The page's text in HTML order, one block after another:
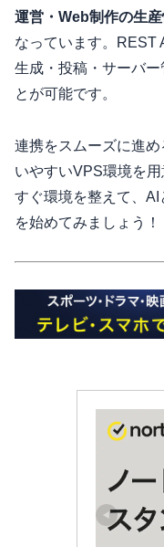
運営・Web制作の生
なっています。REST
生成・投稿・サーバ
とが可能です。
連携をスムーズに進め
いやすいVPS環境を
すぐ環境を整えて、
を始めてみましょう！